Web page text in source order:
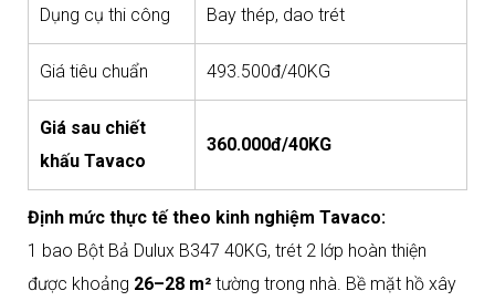
Dụng cụ thi công Bay thép, dao trét
Giá tiêu chuẩn 493.500đ/40KG
Giá sau chiết
khấu Tavaco
360.000đ/40KG
Định mức thực tế theo kinh nghiệm Tavaco:
1 bao Bột Bả Dulux B347 40KG, trét 2 lớp hoàn thiện
được khoảng 26–28 m² tường trong nhà. Bề mặt hồ xây